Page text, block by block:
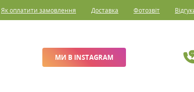
Як оплатити замовлення Доставка Фотозвіт
МИ В INSTAGRAM